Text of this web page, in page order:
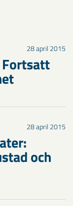
28 april 2015
28 april 2015
och